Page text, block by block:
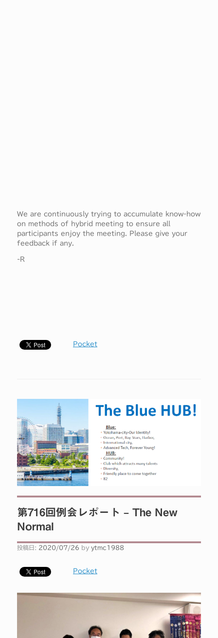
We are continuously trying to accumulate know-how
on methods of hybrid meeting to ensure all
participants enjoy the meeting. Please give your
feedback if any.
-R
Pocket
第716回例会レポート – The New
Normal
投稿日: 2020/07/26 by ytmc1988
Pocket